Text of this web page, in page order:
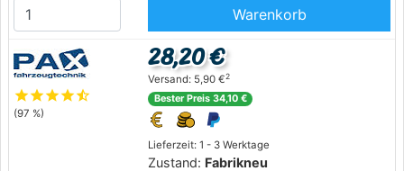
Warenkorb
starstarstarstarstar_half
(97 %)
Lieferzeit: 1 - 3 Werktage
Zustand: Fabrikneu
28,20 €
Versand: 5,90 €2
Bester Preis 34,10 €